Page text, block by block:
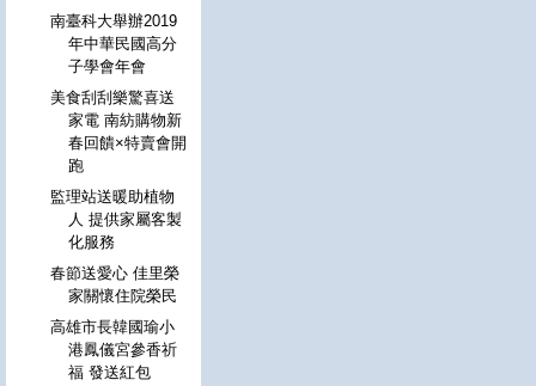
南臺科大舉辦2019
年中華民國高分
子學會年會
美食刮刮樂驚喜送
家電 南紡購物新
春回饋×特賣會開
跑
監理站送暖助植物
人 提供家屬客製
化服務
春節送愛心 佳里榮
家關懷住院榮民
高雄市長韓國瑜小
港鳳儀宮參香祈
福 發送紅包